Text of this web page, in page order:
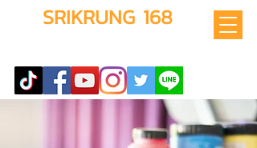
SRIKRUNG 168